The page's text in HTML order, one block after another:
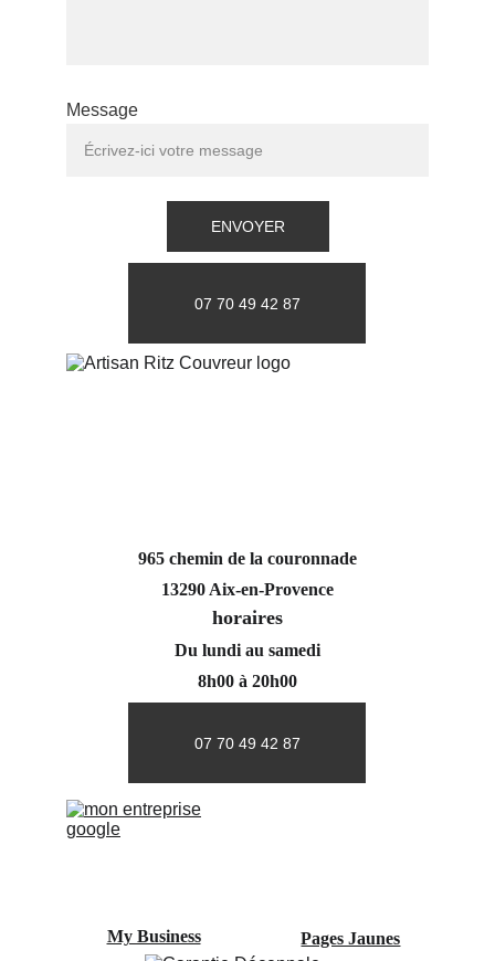
Message
ENVOYER
07 70 49 42 87
07 70 49 42 87
965 chemin de la couronnade
13290 Aix-en-Provence
horaires
Du lundi au samedi
8h00 à 20h00
My Business Pages Jaunes